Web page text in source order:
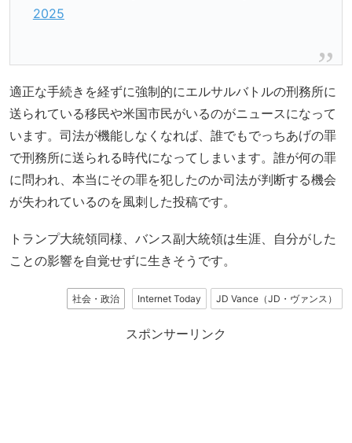
2025
適正な手続きを経ずに強制的にエルサルバトルの刑務所に
送られている移民や米国市民がいるのがニュースになって
います。司法が機能しなくなれば、誰でもでっちあげの罪
で刑務所に送られる時代になってしまいます。誰が何の罪
に問われ、本当にその罪を犯したのか司法が判断する機会
が失われているのを風刺した投稿です。
トランプ大統領同様、バンス副大統領は生涯、自分がした
ことの影響を自覚せずに生きそうです。
社会・政治 Internet Today JD Vance（JD・ヴァンス）
スポンサーリンク